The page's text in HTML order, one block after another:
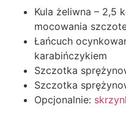
Kula żeliwna – 2,5
mocowania
Łańcuch
karabińczykiem
Szczotka
Szczotka
Opcjonalnie: